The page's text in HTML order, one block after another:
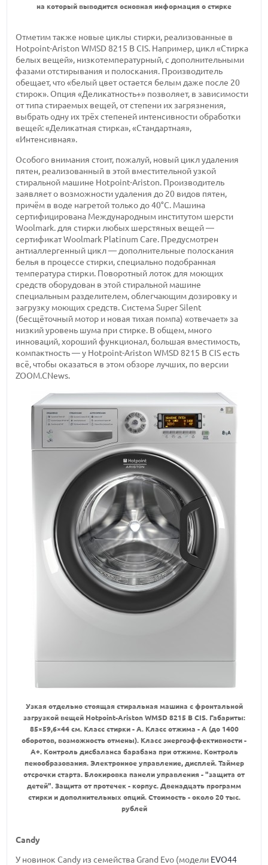
на который выводится основная информация о стирке
Отметим также новые циклы стирки, реализованные в
Hotpoint-Ariston WMSD 8215 B CIS. Например, цикл «Стирка
белых вещей», низкотемпературный, с дополнительными
фазами отстирывания и полоскания. Производитель
обещает, что «белый цвет остается белым даже после 20
стирок». Опция «Деликатность+» позволяет, в зависимости
от типа стираемых вещей, от степени их загрязнения,
выбрать одну их трёх степеней интенсивности обработки
вещей: «Деликатная стирка», «Стандартная»,
«Интенсивная».
Особого внимания стоит, пожалуй, новый цикл удаления
пятен, реализованный в этой вместительной узкой
стиральной машине Hotpoint-Ariston. Производитель
заявляет о возможности удаления до 20 видов пятен,
причём в воде нагретой только до 40°С. Машина
сертифицирована Международным институтом шерсти
Woolmark. для стирки любых шерстяных вещей —
сертификат Woolmark Platinum Care. Предусмотрен
антиаллергенный цикл — дополнительные полоскания
белья в процессе стирки, специально подобранная
температура стирки. Поворотный лоток для моющих
средств оборудован в этой стиральной машине
специальным разделителем, облегчающим дозировку и
загрузку моющих средств. Система Super Silent
(бесщёточный мотор и новая тихая помпа) «отвечает» за
низкий уровень шума при стирке. В общем, много
инноваций, хороший функционал, большая вместимость,
компактность — у Hotpoint-Ariston WMSD 8215 B CIS есть
всё, чтобы оказаться в этом обзоре лучших, по версии
ZOOM.CNews.
Узкая отдельно стоящая стиральная машина с фронтальной
загрузкой вещей Hotpoint-Ariston WMSD 8215 B CIS. Габариты:
85×59,6×44 см. Класс стирки - А. Класс отжима - А (до 1400
оборотов, возможность отмены). Класс энергоэффективности -
А+. Контроль дисбаланса барабана при отжиме. Контроль
пенообразования. Электронное управление, дисплей. Таймер
отсрочки старта. Блокировка панели управления - "защита от
детей". Защита от протечек - корпус. Двенадцать программ
стирки и дополнительных опций. Стоимость - около 20 тыс.
рублей
Candy
У новинок Candy из семейства Grand Evo (модели EVO44